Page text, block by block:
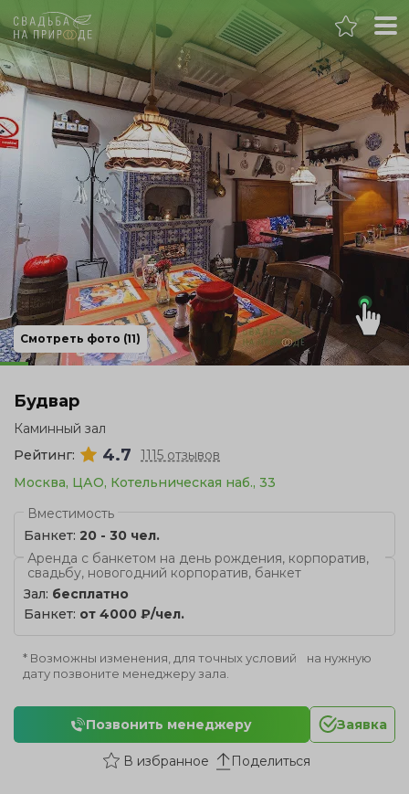
Москва
Банкет
Свадьба
День рождения
Выпускной
Корпоратив
Смотреть фото (11)
Будвар
Каминный зал
Рейтинг:
4.7
1115 отзывов
Москва, ЦАО, Котельническая наб., 33
Вместимость
Банкет: 20 - 30 чел.
Аренда с банкетом на день рождения, корпоратив,
свадьбу, новогодний корпоратив, банкет
Зал: бесплатно
Банкет: от 4000 ₽/чел.
* Возможны изменения, для точных условий на нужную
дату позвоните менеджеру зала.
Позвонить менеджеру Заявка
Поделиться